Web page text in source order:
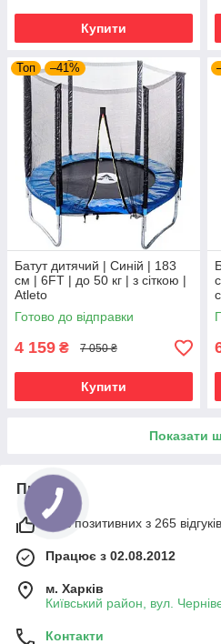
Купити
Топ –41%
Батут дитячий | Синій | 183
см | 6FT | до 50 кг | з сіткою |
Atleto
Готово до відправки
4 159 ₴ 7 050 ₴
Купити
Показати
Про нас
98% позитивних з 265
Працює з 02.08.2012
м. Харків
Київський район, вул.
Контакти